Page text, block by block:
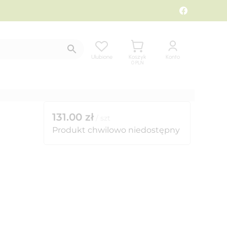
Ulubione
Koszyk
0 PLN
Konto
131.00 zł
Produkt chwilowo niedostępny